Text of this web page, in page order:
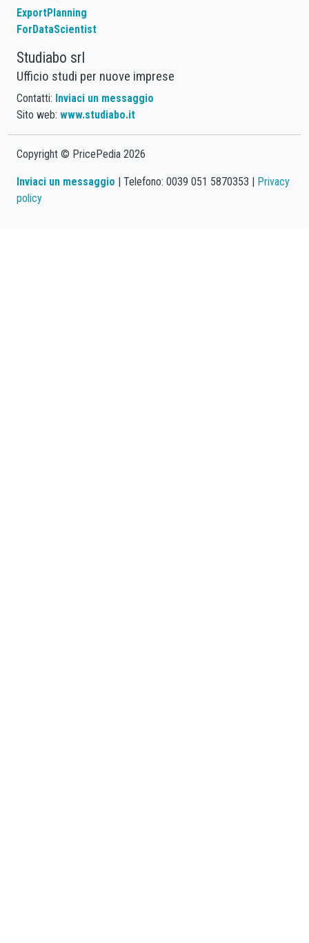
ExportPlanning
ForDataScientist
Studiabo srl
Ufficio studi per nuove imprese
Contatti: Inviaci un messaggio
Sito web: www.studiabo.it
Copyright © PricePedia 2026
Inviaci un messaggio | Telefono: 0039 051 5870353 | Privacy
policy